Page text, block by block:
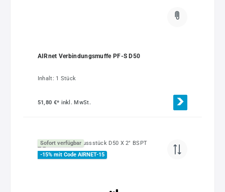
AIRnet Verbindungsmuffe PF-S D50
Inhalt: 1 Stück
51,80 €* inkl. MwSt.
Sofort verfügbar
-15% mit Code AIRNET-15